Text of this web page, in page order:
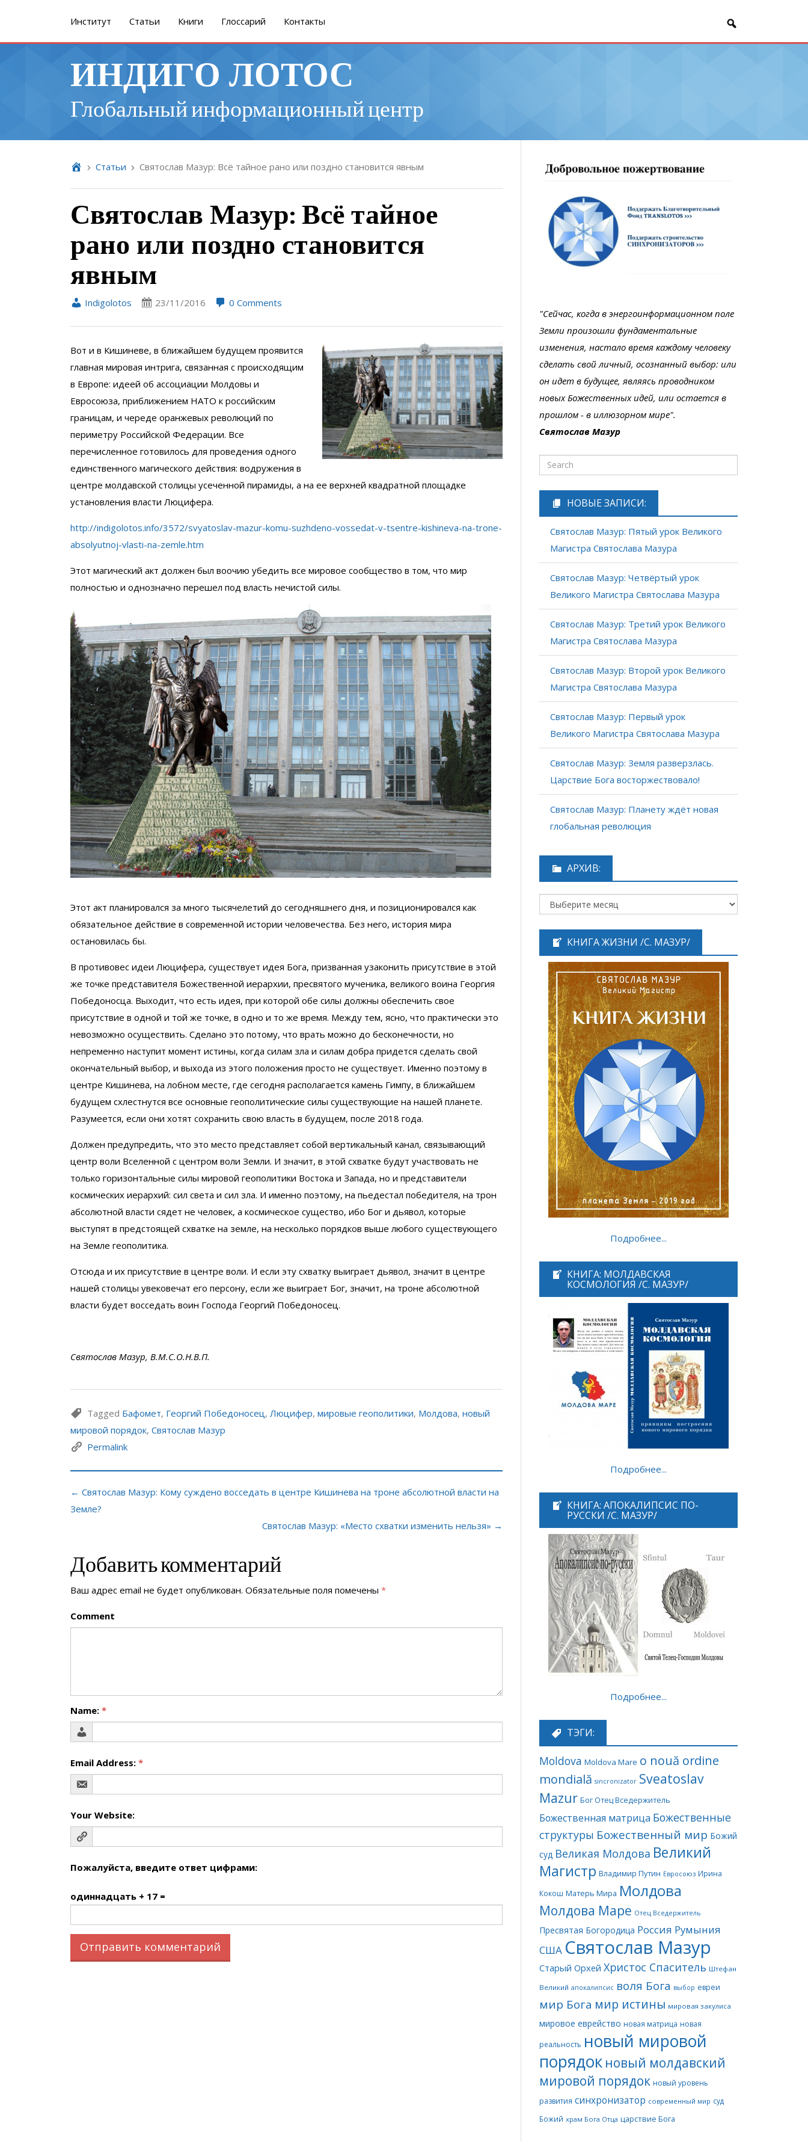
Институт Cтатьи Книги Глоссарий Контакты
ИНДИГО ЛОТОС
Глобальный информационный центр
Cтатьи Святослав Мазур: Всё тайное рано или поздно становится явным
Святослав Мазур: Всё тайное
рано или поздно становится
явным
Indigolotos 23/11/2016 0 Comments
Вот и в Кишиневе, в ближайшем будущем проявится
главная мировая интрига, связанная с происходящим
в Европе: идеей об ассоциации Молдовы и
Евросоюза, приближением НАТО к российским
границам, и череде оранжевых революций по
периметру Российской Федерации. Все
перечисленное готовилось для проведения одного
единственного магического действия: водружения в
центре молдавской столицы усеченной пирамиды, а на ее верхней квадратной площадке
установления власти Люцифера.
http://indigolotos.info/3572/svyatoslav-mazur-komu-suzhdeno-vossedat-v-tsentre-kishineva-na-trone-
absolyutnoj-vlasti-na-zemle.htm
Этот магический акт должен был воочию убедить все мировое сообщество в том, что мир
полностью и однозначно перешел под власть нечистой силы.
Этот акт планировался за много тысячелетий до сегодняшнего дня, и позиционировался как
обязательное действие в современной истории человечества. Без него, история мира
остановилась бы.
В противовес идеи Люцифера, существует идея Бога, призванная узаконить присутствие в этой
же точке представителя Божественной иерархии, пресвятого мученика, великого воина Георгия
Победоносца. Выходит, что есть идея, при которой обе силы должны обеспечить свое
присутствие в одной и той же точке, в одно и то же время. Между тем, ясно, что практически это
невозможно осуществить. Сделано это потому, что врать можно до бесконечности, но
непременно наступит момент истины, когда силам зла и силам добра придется сделать свой
окончательный выбор, и выхода из этого положения просто не существует. Именно поэтому в
центре Кишинева, на лобном месте, где сегодня располагается камень Гимпу, в ближайшем
будущем схлестнутся все основные геополитические силы существующие на нашей планете.
Разумеется, если они хотят сохранить свою власть в будущем, после 2018 года.
Должен предупредить, что это место представляет собой вертикальный канал, связывающий
центр воли Вселенной с центром воли Земли. И значит, в этой схватке будут участвовать не
только горизонтальные силы мировой геополитики Востока и Запада, но и представители
космических иерархий: сил света и сил зла. И именно поэтому, на пьедестал победителя, на трон
абсолютной власти сядет не человек, а космическое существо, ибо Бог и дьявол, которые
выступят в предстоящей схватке на земле, на несколько порядков выше любого существующего
на Земле геополитика.
Отсюда и их присутствие в центре воли. И если эту схватку выиграет дьявол, значит в центре
нашей столицы увековечат его персону, если же выиграет Бог, значит, на троне абсолютной
власти будет восседать воин Господа Георгий Победоносец.
Святослав Мазур, В.М.С.О.Н.В.П.
Tagged Бафомет, Георгий Победоносец , Люцифер, мировые геополитики, Молдова, новый
мировой порядок, Святослав Мазур
Permalink
← Святослав Мазур: Кому суждено восседать в центре Кишинева на троне абсолютной власти на
Земле?
Святослав Мазур: «Место схватки изменить нельзя» →
Добавить комментарий
Ваш адрес email не будет опубликован. Обязательные поля помечены *
Comment
Name: *
Email Address: *
Your Website:
Пожалуйста, введите ответ цифрами:
одиннадцать + 17 =
"Сейчас, когда в энергоинформационном поле
Земли произошли фундаментальные
изменения, настало время каждому человеку
сделать свой личный, осознанный выбор: или
он идет в будущее, являясь проводником
новых Божественных идей, или остается в
прошлом - в иллюзорном мире".
Святослав Мазур
НОВЫЕ ЗАПИСИ:
Святослав Мазур: Пятый урок Великого
Магистра Святослава Мазура
Святослав Мазур: Четвёртый урок
Великого Магистра Святослава Мазура
Святослав Мазур: Третий урок Великого
Магистра Святослава Мазура
Святослав Мазур: Второй урок Великого
Магистра Святослава Мазура
Святослав Мазур: Первый урок
Великого Магистра Святослава Мазура
Святослав Мазур: Земля разверзлась.
Царствие Бога восторжествовало!
Святослав Мазур: Планету ждёт новая
глобальная революция
АРХИВ:
КНИГА ЖИЗНИ /С. МАЗУР/
Подробнее...
КНИГА: МОЛДАВСКАЯ
КОСМОЛОГИЯ /С. МАЗУР/
Подробнее...
КНИГА: АПОКАЛИПСИС ПО-
РУССКИ /С. МАЗУР/
Подробнее...
ТЭГИ:
Moldova Moldova Mare o nouă ordine
mondială sincronizator Sveatoslav
Mazur Бог Отец Вседержитель
Божественная матрица Божественные
структуры Божественный мир Божий
суд Великая Молдова Великий
Магистр Владимир Путин Евросоюз Ирина
Кокош Матерь Мира Молдова
Молдова Маре Отец Вседержитель
Пресвятая Богородица Россия Румыния
США Святослав Мазур
Старый Орхей Христос Спаситель Штефан
Великий апокалипсис воля Бога выбор евреи
мир Бога мир истины мировая закулиса
мировое еврейство новая матрица новая
реальность новый мировой
порядок новый молдавский
мировой порядок новый уровень
развития синхронизатор современный мир суд
Божий храм Бога Отца царствие Бога